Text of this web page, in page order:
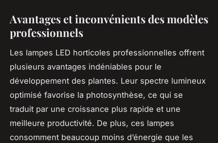
Avantages et inconvénients des modèles
professionnels
Les lampes LED horticoles professionnelles offrent
plusieurs avantages indéniables pour le
développement des plantes. Leur spectre lumineux
optimisé favorise la photosynthèse, ce qui se
traduit par une croissance plus rapide et une
meilleure productivité. De plus, ces lampes
consomment beaucoup moins d’énergie que les